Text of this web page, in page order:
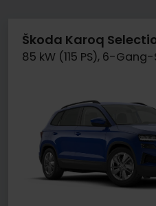
Škoda Karoq
85 kW (115 PS), 6-